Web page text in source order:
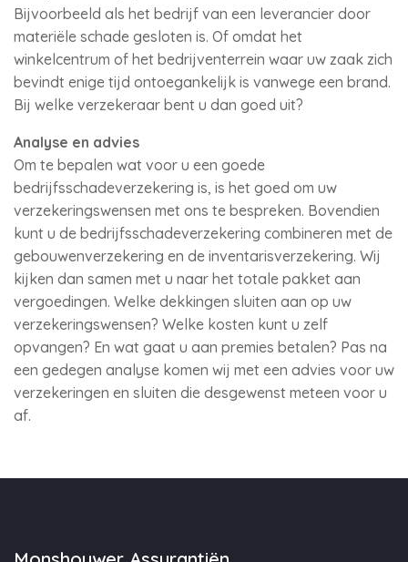
Bijvoorbeeld als het bedrijf van een leverancier door
materiële schade gesloten is. Of omdat het
winkelcentrum of het bedrijventerrein waar uw zaak zich
bevindt enige tijd ontoegankelijk is vanwege een brand.
Bij welke verzekeraar bent u dan goed uit?
Analyse en advies
Om te bepalen wat voor u een goede
bedrijfsschadeverzekering is, is het goed om uw
verzekeringswensen met ons te bespreken. Bovendien
kunt u de bedrijfsschadeverzekering combineren met de
gebouwenverzekering en de inventarisverzekering. Wij
kijken dan samen met u naar het totale pakket aan
vergoedingen. Welke dekkingen sluiten aan op uw
verzekeringswensen? Welke kosten kunt u zelf
opvangen? En wat gaat u aan premies betalen? Pas na
een gedegen analyse komen wij met een advies voor uw
verzekeringen en sluiten die desgewenst meteen voor u
af.